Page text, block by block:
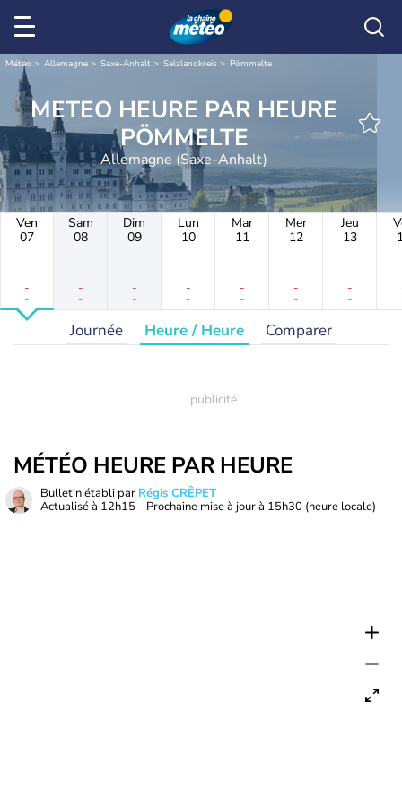
Météo Allemagne Saxe-Anhalt Salzlandkreis Pömmelte
METEO HEURE PAR HEURE
PÖMMELTE
Allemagne (Saxe-Anhalt)
Ven
07
-
-
Sam
08
-
-
Dim
09
-
-
Lun
10
-
-
Mar
11
-
-
Mer
12
-
-
Jeu
13
-
-
Journée Heure / Heure Comparer
MÉTÉO HEURE PAR HEURE
Bulletin établi par Régis CRÊPET
Actualisé à 12h15 - Prochaine mise à jour à 15h30 (heure locale)